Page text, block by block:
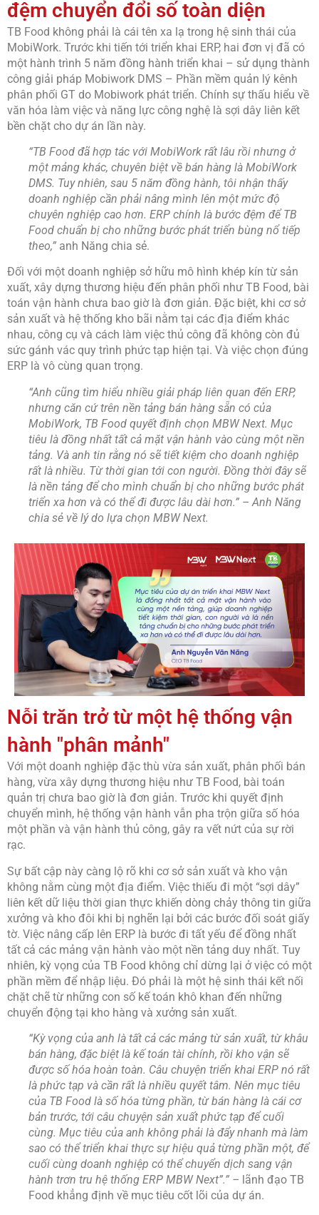
đệm chuyển đổi số toàn diện
TB Food không phải là cái tên xa lạ trong hệ sinh thái của
MobiWork. Trước khi tiến tới triển khai ERP, hai đơn vị đã có
một hành trình 5 năm đồng hành triển khai – sử dụng thành
công giải pháp Mobiwork DMS – Phần mềm quản lý kênh
phân phối GT do Mobiwork phát triển. Chính sự thấu hiểu về
văn hóa làm việc và năng lực công nghệ là sợi dây liên kết
bền chặt cho dự án lần này.
“TB Food đã hợp tác với MobiWork rất lâu rồi nhưng ở
một mảng khác, chuyên biệt về bán hàng là MobiWork
DMS. Tuy nhiên, sau 5 năm đồng hành, tôi nhận thấy
doanh nghiệp cần phải nâng mình lên một mức độ
chuyên nghiệp cao hơn. ERP chính là bước đệm để TB
Food chuẩn bị cho những bước phát triển bùng nổ tiếp
theo,” anh Năng chia sẻ.
Đối với một doanh nghiệp sở hữu mô hình khép kín từ sản
xuất, xây dựng thương hiệu đến phân phối như TB Food, bài
toán vận hành chưa bao giờ là đơn giản. Đặc biệt, khi cơ sở
sản xuất và hệ thống kho bãi nằm tại các địa điểm khác
nhau, công cụ và cách làm việc thủ công đã không còn đủ
sức gánh vác quy trình phức tạp hiện tại. Và việc chọn đúng
ERP là vô cùng quan trọng.
“Anh cũng tìm hiểu nhiều giải pháp liên quan đến ERP,
nhưng căn cứ trên nền tảng bán hàng sẵn có của
MobiWork, TB Food quyết định chọn MBW Next. Mục
tiêu là đồng nhất tất cả mặt vận hành vào cùng một nền
tảng. Và anh tin rằng nó sẽ tiết kiệm cho doanh nghiệp
rất là nhiều. Từ thời gian tới con người. Đồng thời đây sẽ
là nền tảng để cho mình chuẩn bị cho những bước phát
triển xa hơn và có thể đi được lâu dài hơn.” – Anh Năng
chia sẻ về lý do lựa chọn MBW Next.
Nỗi trăn trở từ một hệ thống vận
hành "phân mảnh"
Với một doanh nghiệp đặc thù vừa sản xuất, phân phối bán
hàng, vừa xây dựng thương hiệu như TB Food, bài toán
quản trị chưa bao giờ là đơn giản. Trước khi quyết định
chuyển mình, hệ thống vận hành vẫn pha trộn giữa số hóa
một phần và vận hành thủ công, gây ra vết nứt của sự rời
rạc.
Sự bất cập này càng lộ rõ khi cơ sở sản xuất và kho vận
không nằm cùng một địa điểm. Việc thiếu đi một “sợi dây”
liên kết dữ liệu thời gian thực khiến dòng chảy thông tin giữa
xưởng và kho đôi khi bị nghẽn lại bởi các bước đối soát giấy
tờ. Việc nâng cấp lên ERP là bước đi tất yếu để đồng nhất
tất cả các mảng vận hành vào một nền tảng duy nhất. Tuy
nhiên, kỳ vọng của TB Food không chỉ dừng lại ở việc có một
phần mềm để nhập liệu. Đó phải là một hệ sinh thái kết nối
chặt chẽ từ những con số kế toán khô khan đến những
chuyển động tại kho hàng và xưởng sản xuất.
“Kỳ vọng của anh là tất cả các mảng từ sản xuất, từ khâu
bán hàng, đặc biệt là kế toán tài chính, rồi kho vận sẽ
được số hóa hoàn toàn. Câu chuyện triển khai ERP nó rất
là phức tạp và cần rất là nhiều quyết tâm. Nên mục tiêu
của TB Food là số hóa từng phần, từ bán hàng là cái cơ
bản trước, tới câu chuyện sản xuất phức tạp để cuối
cùng. Mục tiêu của anh không phải là đẩy nhanh mà làm
sao có thể triển khai thực sự hiệu quả từng phần một, để
cuối cùng doanh nghiệp có thể chuyển dịch sang vận
hành trơn tru hệ thống ERP MBW Next”.” – lãnh đạo TB
Food khẳng định về mục tiêu cốt lõi của dự án.